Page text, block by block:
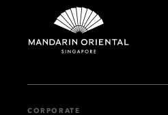
CORPORATE